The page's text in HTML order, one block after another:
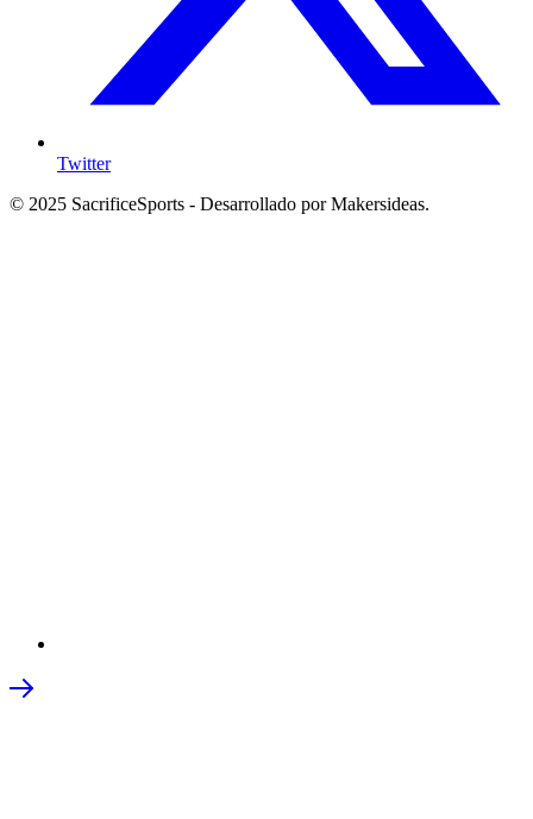
Twitter
© 2025 SacrificeSports - Desarrollado por Makersideas.